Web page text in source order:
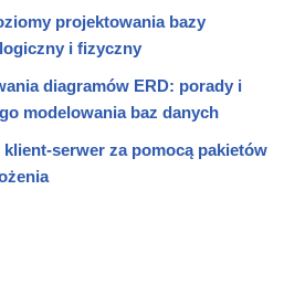
projektowania bazy
i fizyczny
diagramów ERD: porady i
modelowania baz danych
serwer za pomocą pakietów